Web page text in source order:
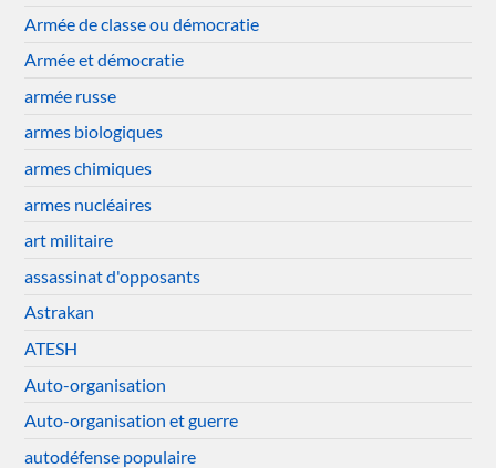
Armée de classe ou démocratie
Armée et démocratie
armée russe
armes biologiques
armes chimiques
armes nucléaires
art militaire
assassinat d'opposants
Astrakan
ATESH
Auto-organisation
Auto-organisation et guerre
autodéfense populaire